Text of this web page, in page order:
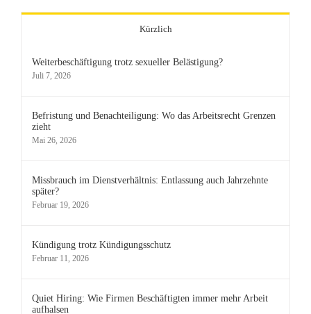
Kürzlich
Weiterbeschäftigung trotz sexueller Belästigung?
Juli 7, 2026
Befristung und Benachteiligung: Wo das Arbeitsrecht Grenzen
zieht
Mai 26, 2026
Missbrauch im Dienstverhältnis: Entlassung auch Jahrzehnte
später?
Februar 19, 2026
Kündigung trotz Kündigungsschutz
Februar 11, 2026
Quiet Hiring: Wie Firmen Beschäftigten immer mehr Arbeit
aufhalsen